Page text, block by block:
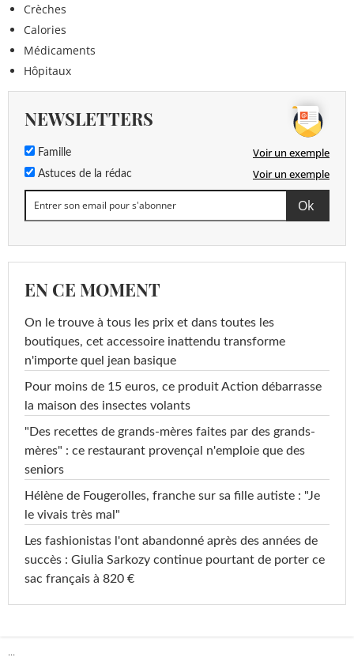
Crèches
Calories
Médicaments
Hôpitaux
NEWSLETTERS
Famille Voir un exemple
Astuces de la rédac Voir un exemple
EN CE MOMENT
On le trouve à tous les prix et dans toutes les
boutiques, cet accessoire inattendu transforme
n'importe quel jean basique
Pour moins de 15 euros, ce produit Action débarrasse
la maison des insectes volants
"Des recettes de grands-mères faites par des grands-
mères" : ce restaurant provençal n'emploie que des
seniors
Hélène de Fougerolles, franche sur sa fille autiste : "Je
le vivais très mal"
Les fashionistas l'ont abandonné après des années de
succès : Giulia Sarkozy continue pourtant de porter ce
sac français à 820 €
...